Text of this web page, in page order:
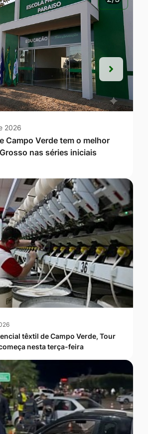
2026
Campo Verde tem o melhor
nas séries iniciais
Próxima
têxtil de Campo Verde, Tour
nesta terça-feira